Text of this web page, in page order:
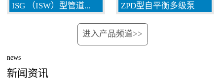
ISG （ISW）型管道... ZPD型自平衡多级泵
进入产品频道>>
news
新闻资讯